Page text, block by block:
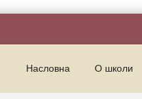
Насловна О школи